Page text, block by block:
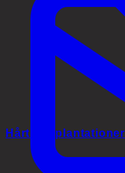
Hårtransplantationer